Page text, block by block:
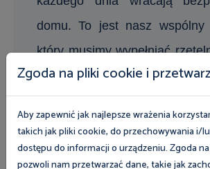
domu. To jest nasz wspólny
który musimy wypełniać
dnia – podkreślił szef Inspekcji
Ukierunkowanie tematyki
na sektor budownictwa, wynikało
Zgoda na pliki cookie i
Aby zapewnić jak najlepsze wrażenia
takich jak pliki cookie, do przechowywania i/
dostępu do informacji o urządzeniu. Zgoda
pozwoli nam przetwarzać dane, takie jak